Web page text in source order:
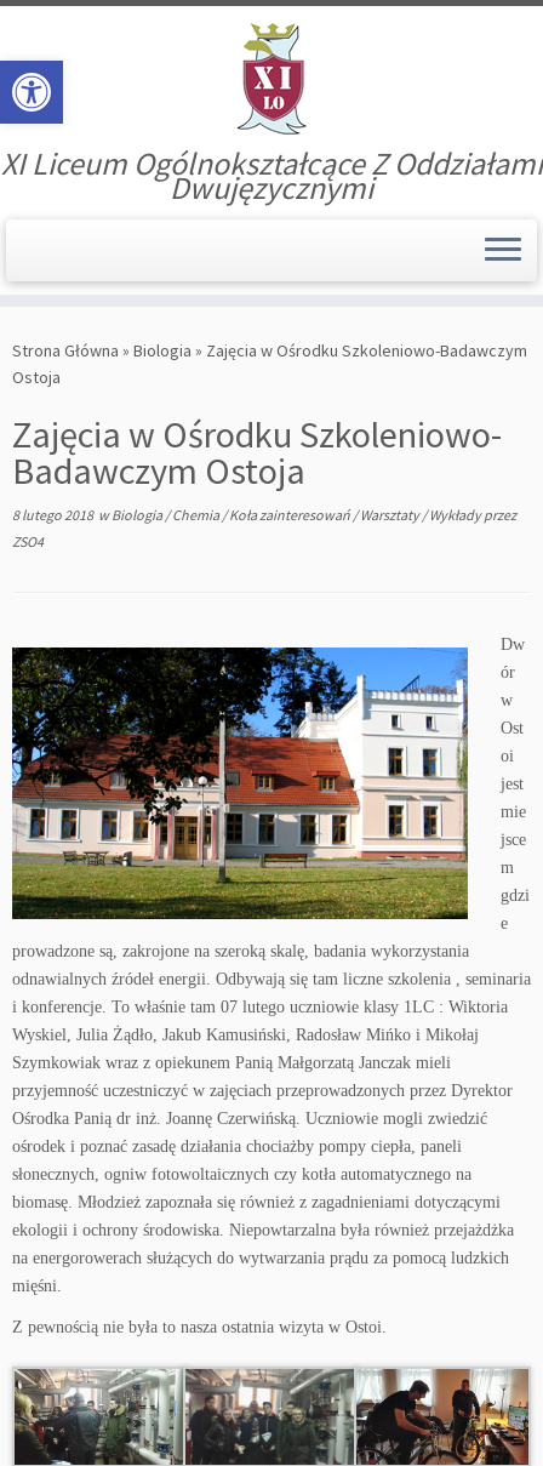
Open toolbar
to
content
XI Liceum Ogólnokształcące Z Oddziałami
Dwujęzycznymi
Strona Główna » Biologia » Zajęcia w Ośrodku Szkoleniowo-Badawczym
Ostoja
Zajęcia w Ośrodku Szkoleniowo-
Badawczym Ostoja
8 lutego 2018wBiologia/Chemia/Koła zainteresowań/Warsztaty/Wykładyprzez
ZSO4
Dw
ór
w
Ost
oi
jest
mie
jsce
m
gdzi
e
prowadzone są, zakrojone na szeroką skalę, badania wykorzystania
odnawialnych źródeł energii. Odbywają się tam liczne szkolenia , seminaria
i konferencje. To właśnie tam 07 lutego uczniowie klasy 1LC : Wiktoria
Wyskiel, Julia Żądło, Jakub Kamusiński, Radosław Mińko i Mikołaj
Szymkowiak wraz z opiekunem Panią Małgorzatą Janczak mieli
przyjemność uczestniczyć w zajęciach przeprowadzonych przez Dyrektor
Ośrodka Panią dr inż. Joannę Czerwińską. Uczniowie mogli zwiedzić
ośrodek i poznać zasadę działania chociażby pompy ciepła, paneli
słonecznych, ogniw fotowoltaicznych czy kotła automatycznego na
biomasę. Młodzież zapoznała się również z zagadnieniami dotyczącymi
ekologii i ochrony środowiska. Niepowtarzalna była również przejażdżka
na energorowerach służących do wytwarzania prądu za pomocą ludzkich
mięśni.
Z pewnością nie była to nasza ostatnia wizyta w Ostoi.